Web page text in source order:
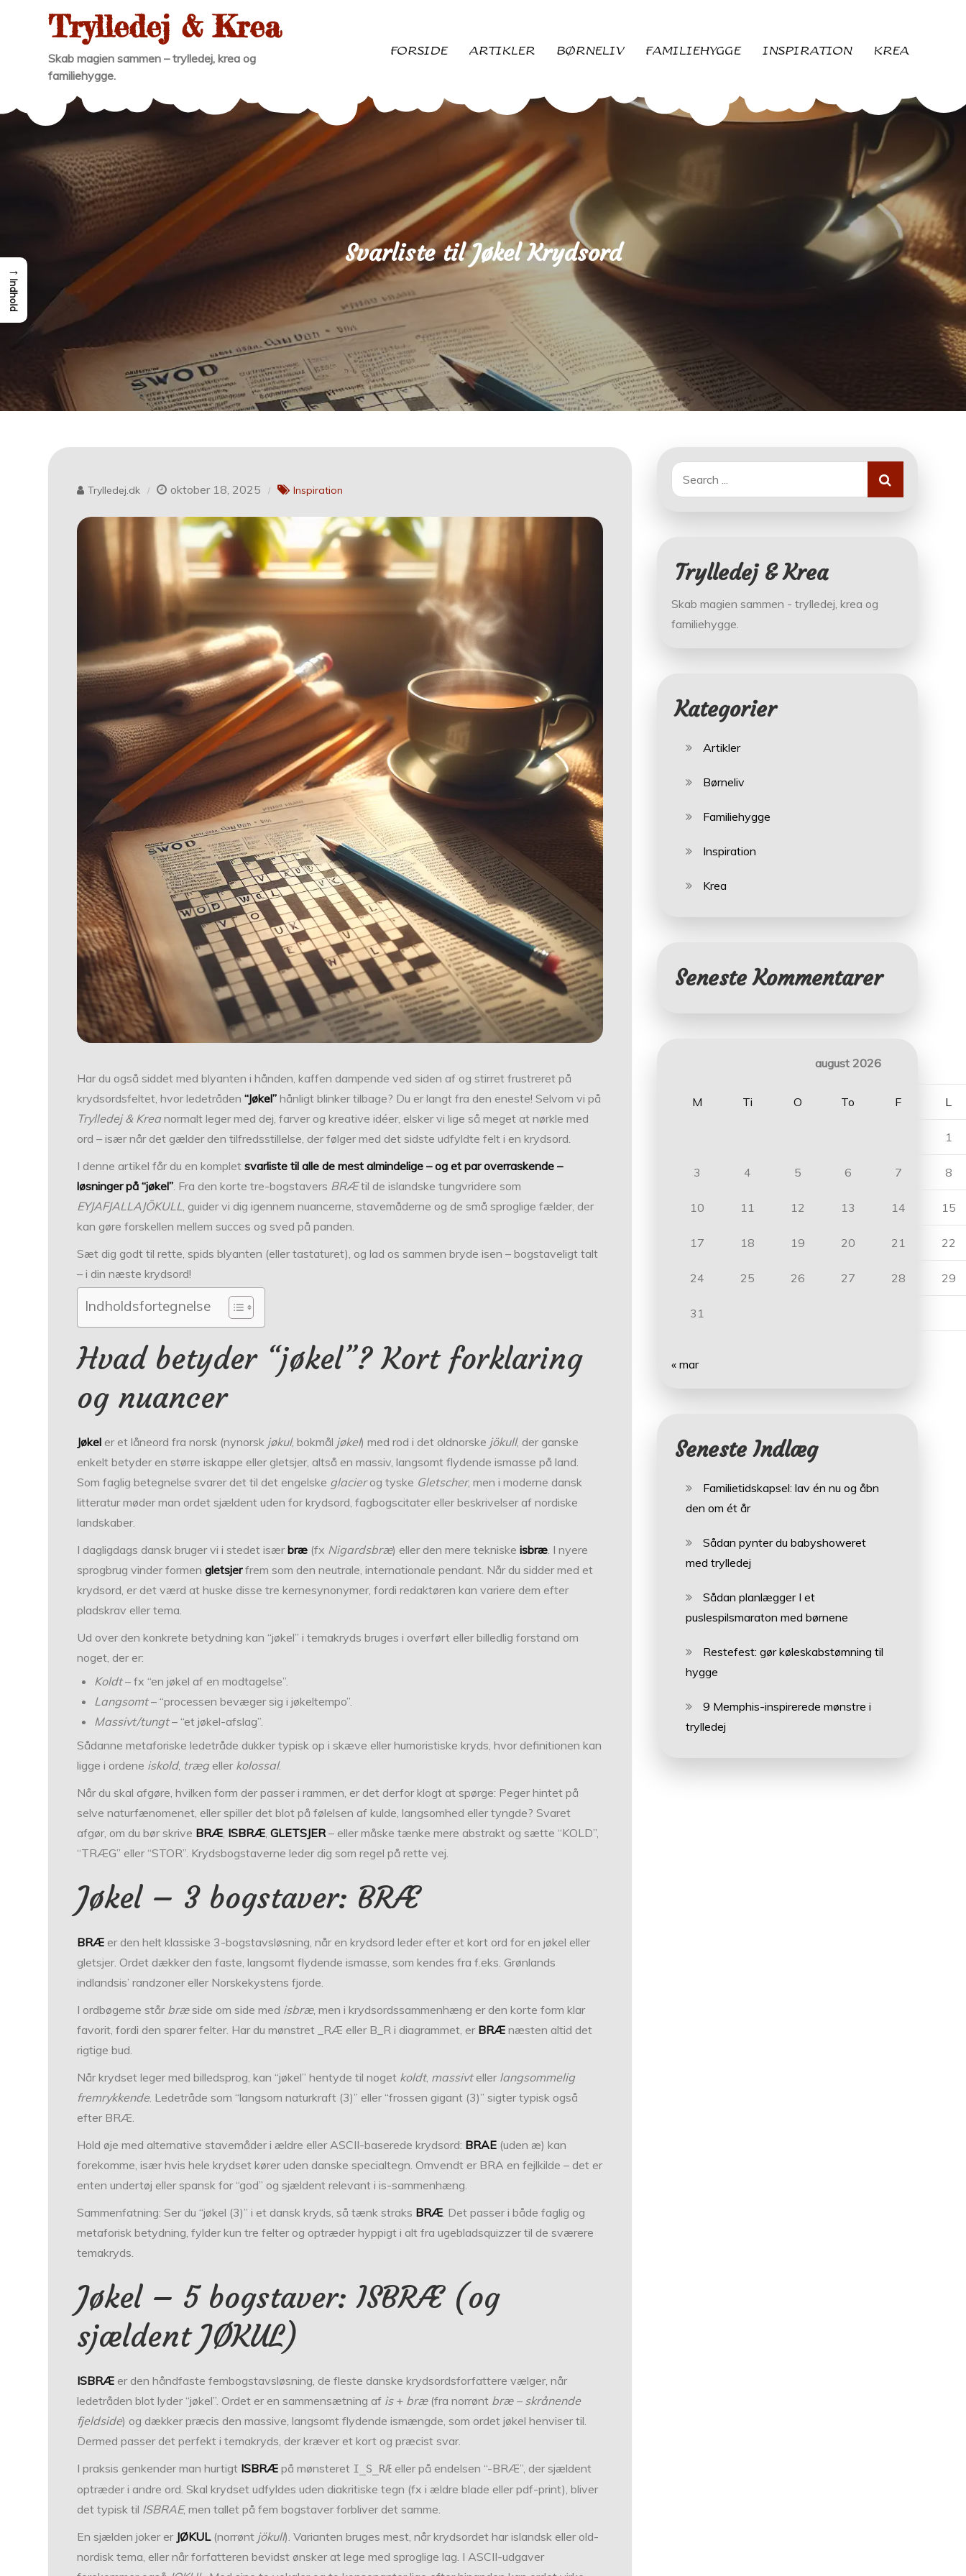
Trylledej & Krea
Skab magien sammen – trylledej, krea og
familiehygge.
FORSIDE ARTIKLER BØRNELIV FAMILIEHYGGE INSPIRATION KREA
Svarliste til Jøkel Krydsord
Trylledej.dk oktober 18, 2025 Inspiration
Har du også siddet med blyanten i hånden, kaffen dampende ved siden af og stirret frustreret på
krydsordsfeltet, hvor ledetråden“Jøkel” hånligt blinker tilbage? Du er langt fra den eneste! Selvom vi på
Trylledej & Kreanormalt leger med dej, farver og kreative idéer, elsker vi lige så meget at nørkle med
ord – især når det gælder den tilfredsstillelse, der følger med det sidste udfyldte felt i en krydsord.
I denne artikel får du en kompletsvarliste til alle de mest almindelige – og et par overraskende –
løsninger på “jøkel” . Fra den korte tre-bogstavers BRÆtil de islandske tungvridere som
EYJAFJALLAJÖKULL , guider vi dig igennem nuancerne, stavemåderne og de små sproglige fælder, der
kan gøre forskellen mellem succes og sved på panden.
Sæt dig godt til rette, spids blyanten (eller tastaturet), og lad os sammen bryde isen – bogstaveligt talt
– i din næste krydsord!
Indholdsfortegnelse
Hvad betyder “jøkel”? Kort forklaring
og nuancer
Jøkel er et låneord fra norsk (nynorsk jøkul, bokmål jøkel) med rod i det oldnorske jökull, der ganske
enkelt betyder en større iskappe eller gletsjer, altså en massiv, langsomt flydende ismasse på land.
Som faglig betegnelse svarer det til det engelske glacierog tyske Gletscher, men i moderne dansk
litteratur møder man ordet sjældent uden for krydsord, fagbogs­citater eller beskrivelser af nordiske
landskaber.
I dagligdags dansk bruger vi i stedet isærbræ (fx Nigardsbræ) eller den mere tekniskeisbræ . I nyere
sprogbrug vinder formengletsjerfrem som den neutrale, internationale pendant. Når du sidder med et
krydsord, er det værd at huske disse tre kernesynonymer, fordi redaktøren kan variere dem efter
pladskrav eller tema.
Ud over den konkrete betydning kan “jøkel” i temakryds bruges i overført eller billedlig forstand om
noget, der er:
Koldt– fx “en jøkel af en modtagelse”.
Langsomt– “processen bevæger sig i jøkeltempo”.
Massivt/tungt– “et jøkel-afslag”.
Sådanne metaforiske ledetråde dukker typisk op i skæve eller humoristiske kryds, hvor definitionen kan
ligge i ordene iskold, trægeller kolossal.
Når du skal afgøre, hvilken form der passer i rammen, er det derfor klogt at spørge: Peger hintet på
selve naturfænomenet, eller spiller det blot på følelsen af kulde, langsomhed eller tyngde? Svaret
afgør, om du bør skrive BRÆ ISBRÆ ,GLETSJER – eller måske tænke mere abstrakt og sætte “KOLD”,
“TRÆG” eller “STOR”. Krydsbogstaverne leder dig som regel på rette vej.
Jøkel – 3 bogstaver: BRÆ
BRÆ er den helt klassiske 3-bogstavsløsning, når en krydsord leder efter et kort ord for en jøkel eller
gletsjer. Ordet dækker den faste, langsomt flydende ismasse, som kendes fra f.eks. Grønlands
indlandsis’ randzoner eller Norskekystens fjorde.
I ordbøgerne står bræside om side med isbræ, men i krydsordssammenhæng er den korte form klar
favorit, fordi den sparer felter. Har du mønstret _RÆ eller B_R i diagrammet, er BRÆ næsten altid det
rigtige bud.
Når krydset leger med billedsprog, kan “jøkel” hentyde til noget koldt, massivteller langsommelig
fremrykkende. Ledetråde som “langsom naturkraft (3)” eller “frossen gigant (3)” sigter typisk også
efter BRÆ.
Hold øje med alternative stavemåder i ældre eller ASCII-baserede krydsord: BRAE (uden æ) kan
forekomme, især hvis hele krydset kører uden danske special­tegn. Omvendt er BRA en fejlkilde – det er
enten undertøj eller spansk for “god” og sjældent relevant i is-sammenhæng.
Sammenfatning: Ser du “jøkel (3)” i et dansk kryds, så tænk straks BRÆ . Det passer i både faglig og
metaforisk betydning, fylder kun tre felter og optræder hyppigt i alt fra ugebladsquizzer til de sværere
temakryds.
Jøkel – 5 bogstaver: ISBRÆ (og
sjældent JØKUL)
ISBRÆ er den håndfaste fem­bogstavsløsning, de fleste danske krydsordsforfattere vælger, når
ledetråden blot lyder “jøkel”. Ordet er en sammensætning af is+ bræ(fra norrønt bræ – skrånende
fjeldside) og dækker præcis den massive, langsomt flydende ismængde, som ordet jøkel henviser til.
Dermed passer det perfekt i temakryds, der kræver et kort og præcist svar.
I praksis genkender man hurtigt ISBRÆ på mønsteret I_S_RÆ eller på endelsen “-BRÆ”, der sjældent
optræder i andre ord. Skal krydset udfyldes uden diakritiske tegn (fx i ældre blade eller pdf-print), bliver
det typisk til ISBRAE, men tallet på fem bogstaver forbliver det samme.
En sjælden joker er JØKUL(norrønt jökull). Varianten bruges mest, når krydsordet har islandsk eller old­
nordisk tema, eller når forfatteren bevidst ønsker at lege med sproglige lag. I ASCII-udgaver
Search
for:
Trylledej & Krea
Skab magien sammen - trylledej, krea og
familiehygge.
Kategorier
Artikler
Børneliv
Familiehygge
Inspiration
Krea
Seneste Kommentarer
august 2026
M Ti O To F L
1
3 4 5 6 7 8
10 11 12 13 14 15
17 18 19 20 21 22
24 25 26 27 28 29
31
« mar
Seneste Indlæg
Familietidskapsel: lav én nu og åbn
den om ét år
Sådan pynter du babyshoweret
med trylledej
Sådan planlægger I et
puslespilsmaraton med børnene
Restefest: gør køleskabstømning til
hygge
9 Memphis-inspirerede mønstre i
trylledej
→
Indhold